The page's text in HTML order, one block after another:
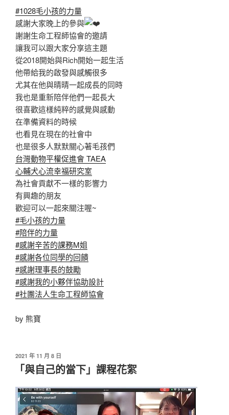
#1028毛小孩的力量
感謝大家晚上的參與
謝謝生命工程師協會的邀請
讓我可以跟大家分享這主題
從2018開始與Rich開始一起生活
他帶給我的啟發與感觸很多
尤其在他與晴晴一起成長的同時
我也是重新陪伴他們一起長大
很喜歡這樣純粹的感覺與感動
在準備資料的時候
也看見在現在的社會中
也是很多人默默關心著毛孩們
台灣動物平權促進會 TAEA
心輔犬心流幸福研究室
為社會貢獻不一樣的影響力
有興趣的朋友
歡迎可以一起來關注喔~
#毛小孩的力量
#陪伴的力量
#感謝辛苦的課務M姐
#感謝各位同學的回饋
#感謝理事長的鼓勵
#感謝我的小夥伴協助設計
#社團法人生命工程師協會
by 熊寶
發
2021 年 11 月 8 日
「與自己的當下」課程花絮